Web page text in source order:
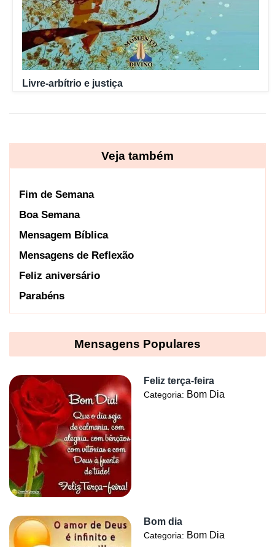
Livre-arbítrio e justiça
Veja também
Fim de Semana
Boa Semana
Mensagem Bíblica
Mensagens de Reflexão
Feliz aniversário
Parabéns
Mensagens Populares
Feliz terça-feira
Categoria: Bom Dia
Bom dia
Categoria: Bom Dia